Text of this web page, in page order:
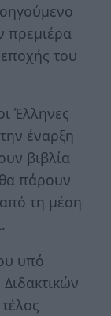
πρεμιέρα
του
Έλληνες
έναρξη
βιβλία
πάρουν
τη μέση
υπό